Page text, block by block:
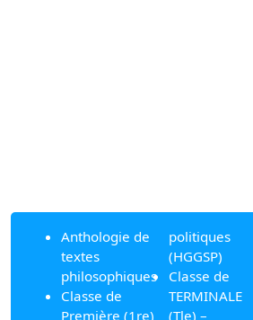
Anthologie de
textes
philosophiques
Classe de
Première (1re)
politiques
(HGGSP)
Classe de
TERMINALE
(Tle) –